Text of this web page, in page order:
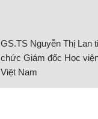
GS.TS Nguyễn Thị Lan
chức Giám đốc Học
Việt Nam